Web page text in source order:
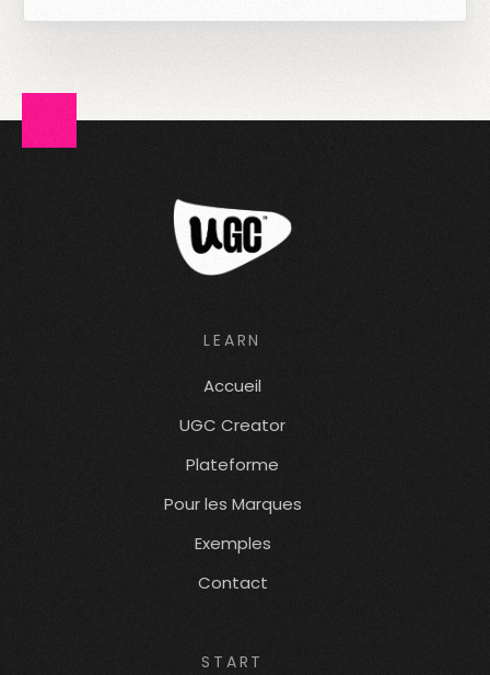
LEARN
Accueil
UGC Creator
Plateforme
Pour les Marques
Exemples
Contact
START